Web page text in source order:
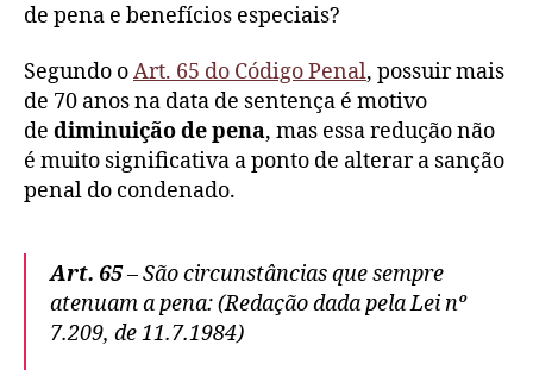
de pena e benefícios especiais?
Segundo oArt. 65 do Código Penal, possuir mais
de 70 anos na data de sentença é motivo
de diminuição de pena, mas essa redução não
é muito significativa a ponto de alterar a sanção
penal do condenado.
Art. 65– São circunstâncias que sempre
atenuam a pena: (Redação dada pela Lei nº
7.209, de 11.7.1984)